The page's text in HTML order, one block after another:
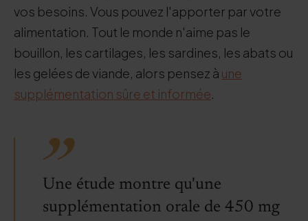
vos besoins. Vous pouvez l'apporter par votre
alimentation. Tout le monde n'aime pas le
bouillon, les cartilages, les sardines, les abats ou
les gelées de viande, alors pensez à une
supplémentation sûre et informée.
Une étude montre qu'une
supplémentation orale de 450 mg